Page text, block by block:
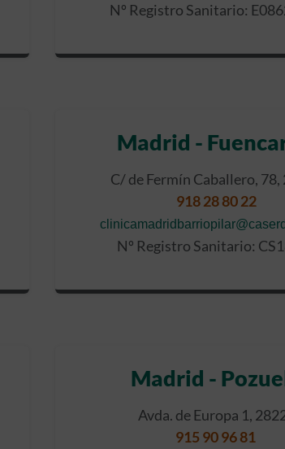
Nº Registro Sanitario:
Madrid -
C/ de Fermín Caballero, 78,
918 28 80 22
Nº Registro Sanitario:
Madrid -
Avda. de Europa 1,
915 90 96 81